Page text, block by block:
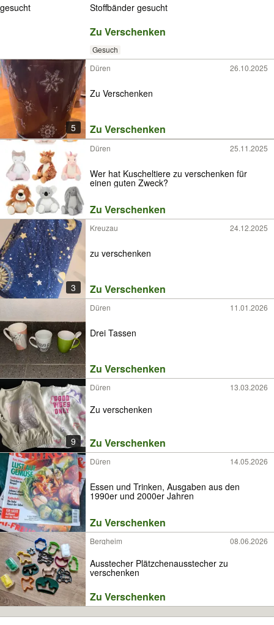
Stoffbänder gesucht
Zu Verschenken
Gesuch
5
Düren 26.10.2025
Zu Verschenken
Zu Verschenken
Düren 25.11.2025
Wer hat Kuscheltiere zu verschenken für
einen guten Zweck?
Zu Verschenken
3
Kreuzau 24.12.2025
zu verschenken
Zu Verschenken
Düren 11.01.2026
Drei Tassen
Zu Verschenken
9
Düren 13.03.2026
Zu verschenken
Zu Verschenken
Düren 14.05.2026
Essen und Trinken, Ausgaben aus den
1990er und 2000er Jahren
Zu Verschenken
Bergheim 08.06.2026
Ausstecher Plätzchenausstecher zu
verschenken
Zu Verschenken